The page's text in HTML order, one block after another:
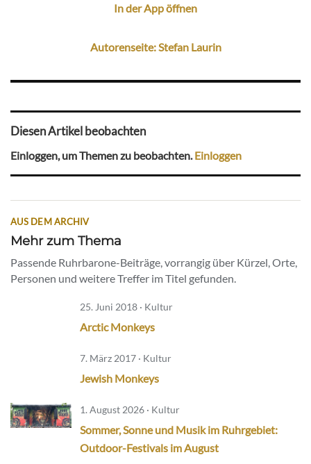
In der App öffnen
Autorenseite: Stefan Laurin
Diesen Artikel beobachten
Einloggen, um Themen zu beobachten.Einloggen
AUS DEM ARCHIV
Mehr zum Thema
Passende Ruhrbarone-Beiträge, vorrangig über Kürzel, Orte,
Personen und weitere Treffer im Titel gefunden.
25. Juni 2018 · Kultur
Arctic Monkeys
7. März 2017 · Kultur
Jewish Monkeys
1. August 2026 · Kultur
Sommer, Sonne und Musik im Ruhrgebiet:
Outdoor-Festivals im August